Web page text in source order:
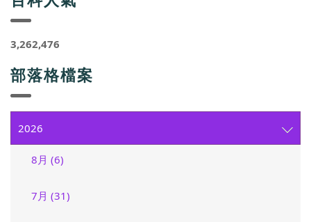
3,262,476
部落格檔案
2026
8月 (6)
7月 (31)